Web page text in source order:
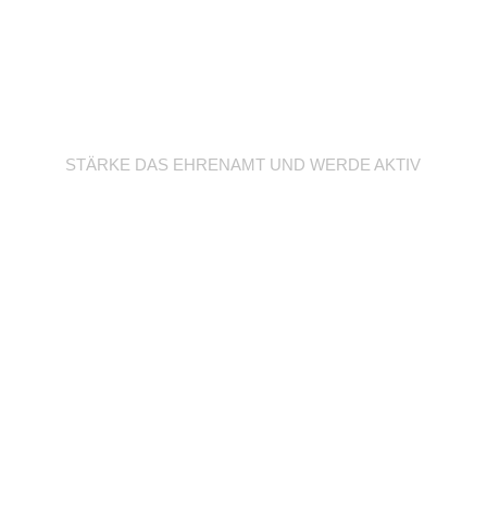
STÄRKE DAS EHRENAMT UND WERDE AKTIV